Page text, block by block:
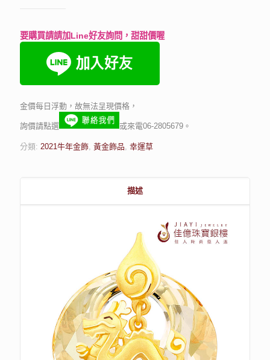
要購買請請加Line好友詢問，甜甜價喔
金價每日浮動，故無法呈現價格，
詢價請點選 或來電06-2805679。
分類: 2021牛年金飾 黃金飾品 幸運草
描述